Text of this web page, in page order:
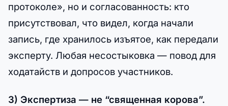
протоколе», но и согласованность: кто
присутствовал, что видел, когда начали
запись, где хранилось изъятое, как передали
эксперту. Любая несостыковка — повод для
ходатайств и допросов участников.
3) Экспертиза — не “священная корова”.